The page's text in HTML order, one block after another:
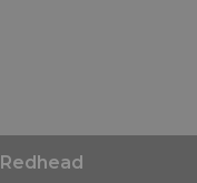
Redhead